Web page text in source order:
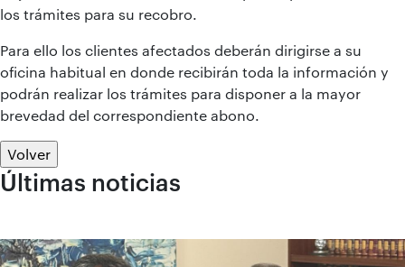
los trámites para su recobro.
Para ello los clientes afectados deberán dirigirse a su
oficina habitual en donde recibirán toda la información y
podrán realizar los trámites para disponer a la mayor
brevedad del correspondiente abono.
Volver
Últimas noticias